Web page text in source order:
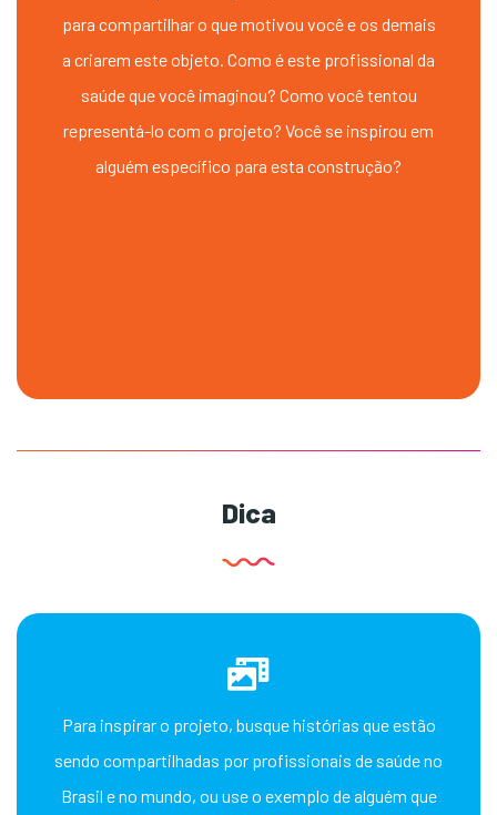
para compartilhar o que motivou você e os demais
a criarem este objeto. Como é este profissional da
saúde que você imaginou? Como você tentou
representá-lo com o projeto? Você se inspirou em
alguém específico para esta construção?
Dica
Para inspirar o projeto, busque histórias que estão
sendo compartilhadas por profissionais de saúde no
Brasil e no mundo, ou use o exemplo de alguém que